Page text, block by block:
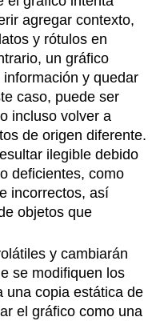
agregar contexto,
y rótulos en
un gráfico
y quedar
caso, puede ser
incluso volver a
de origen diferente.
ilegible debido
deficientes, como
incorrectos, así
objetos que
y cambiarán
se modifiquen los
una copia estática de
el gráfico como una